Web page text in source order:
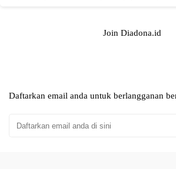
Join Diadona.id
Daftarkan email anda untuk berlangganan